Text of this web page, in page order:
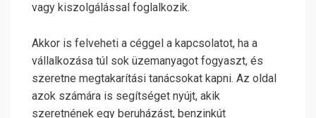
vagy kiszolgálással foglalkozik.
Akkor is felveheti a céggel a kapcsolatot, ha a
vállalkozása túl sok üzemanyagot fogyaszt, és
szeretne megtakarítási tanácsokat kapni. Az oldal
azok számára is segítséget nyújt, akik
szeretnének egy beruházást, benzinkút